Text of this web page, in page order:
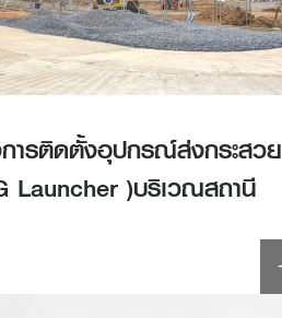
ารติดตั้งอุปกรณ์ส่งกระสวย
Launcher )บริเวณสถานี